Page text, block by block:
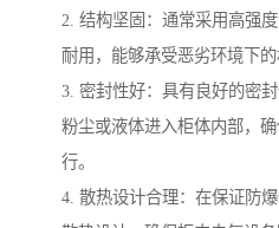
2. 结构坚固：通常采用高强
耐用，能够承受恶劣环境下的
3. 密封性好：具有良好的密
粉尘或液体进入柜体内部，
行。
4. 散热设计合理：在保证防